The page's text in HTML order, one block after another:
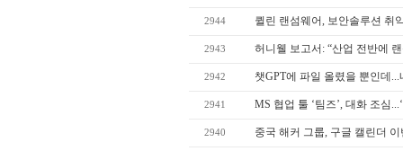
2944 퀼린 랜섬웨어, 보안솔루션 취
2943 허니웰 보고서: “산업 전반에 랜
2942 챗GPT에 파일 올렸을 뿐인데...
2941 MS 협업 툴 ‘팀즈’, 대화 조심
2940 중국 해커 그룹, 구글 캘린더 이